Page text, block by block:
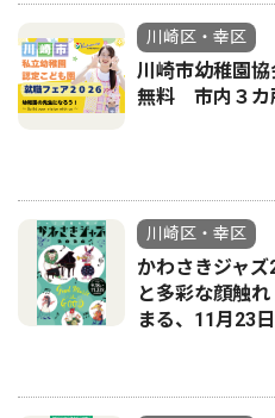
川崎区・幸区
川崎市幼稚園
無料 市内３カ
川崎区・幸区
かわさきジャ
と多彩な顔触
まる、11月23